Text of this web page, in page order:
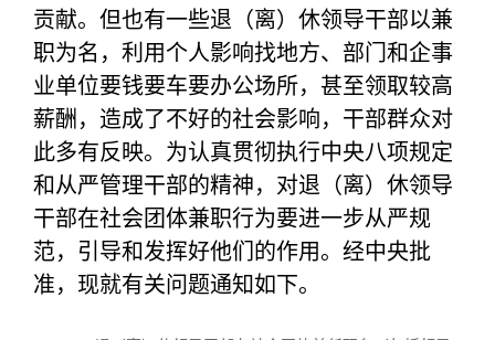
贡献。但也有一些退（离）休领导干部以兼
职为名，利用个人影响找地方、部门和企事
业单位要钱要车要办公场所，甚至领取较高
薪酬，造成了不好的社会影响，干部群众对
此多有反映。为认真贯彻执行中央八项规定
和从严管理干部的精神，对退（离）休领导
干部在社会团体兼职行为要进一步从严规
范，引导和发挥好他们的作用。经中央批
准，现就有关问题通知如下。